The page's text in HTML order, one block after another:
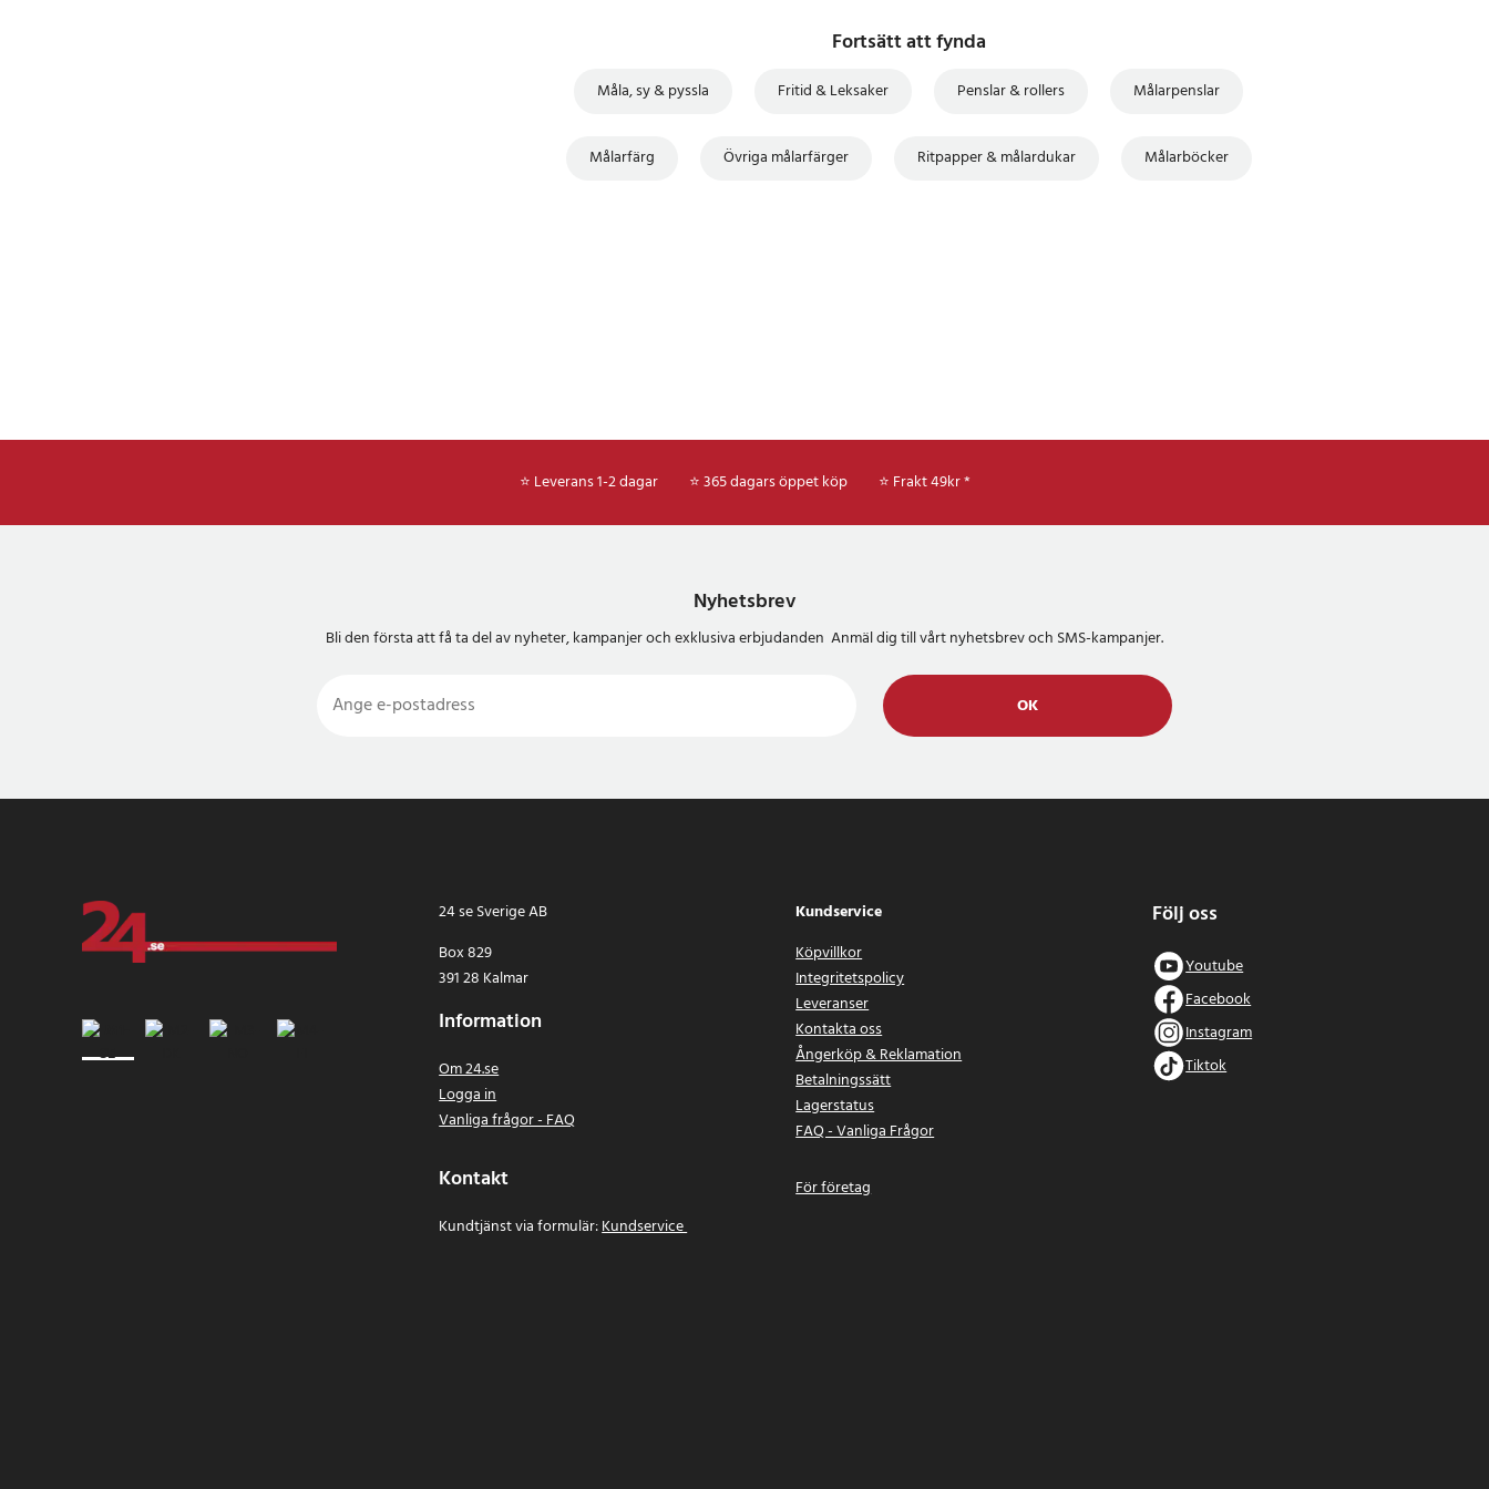
Fortsätt att fynda
Måla, sy & pyssla Fritid & Leksaker Penslar & rollers Målarpenslar
Målarfärg Övriga målarfärger Ritpapper & målardukar Målarböcker
⭐ Leverans 1-2 dagar ⭐ 365 dagars öppet köp ⭐ Frakt 49kr *
Nyhetsbrev
Bli den första att få ta del av nyheter, kampanjer och exklusiva erbjudanden Anmäl dig till vårt nyhetsbrev och SMS-kampanjer.
OK
24 se Sverige AB
Box 829
391 28 Kalmar
Information
Om 24.se
Logga in
Vanliga frågor - FAQ
Kontakt
Kundtjänst via formulär:Kundservice
Kundservice
Köpvillkor
Integritetspolicy
Leveranser
Kontakta oss
Ångerköp & Reklamation
Betalningssätt
Lagerstatus
FAQ - Vanliga Frågor
För företag
Följ oss
Youtube
Facebook
Instagram
Tiktok